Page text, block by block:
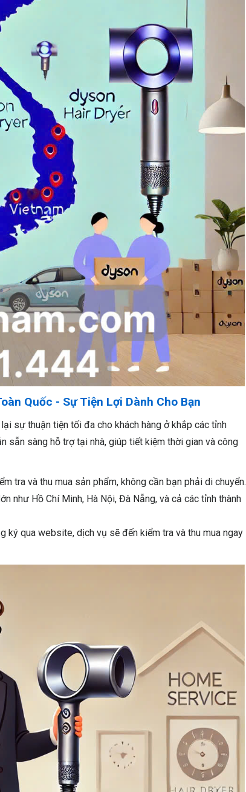
Quốc - Sự Tiện Lợi Dành Cho Bạn
sự thuận tiện tối đa cho khách hàng ở khắp các tỉnh
sẵn sàng hỗ trợ tại nhà, giúp tiết kiệm thời gian và công
tra và thu mua sản phẩm, không cần bạn phải di chuyển.
như Hồ Chí Minh, Hà Nội, Đà Nẵng, và cả các tỉnh thành
ký qua website, dịch vụ sẽ đến kiểm tra và thu mua ngay